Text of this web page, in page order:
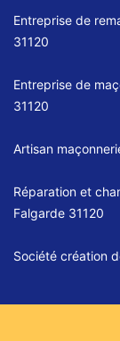
Entreprise de
31120
Entreprise de
31120
Artisan
Réparation et
Falgarde 31120
Société création